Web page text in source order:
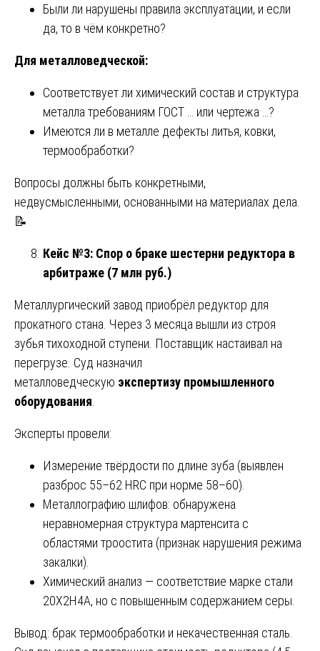
Были ли нарушены правила эксплуатации, и если
да, то в чём конкретно?
Для металловедческой:
Соответствует ли химический состав и структура
металла требованиям ГОСТ … или чертежа …?
Имеются ли в металле дефекты литья, ковки,
термообработки?
Вопросы должны быть конкретными,
недвусмысленными, основанными на материалах дела.
📝
Кейс №3: Спор о браке шестерни редуктора в
арбитраже (7 млн руб.)
Металлургический завод приобрёл редуктор для
прокатного стана. Через 3 месяца вышли из строя
зубья тихоходной ступени. Поставщик настаивал на
перегрузе. Суд назначил
металловедческую экспертизу промышленного
оборудования
Эксперты провели:
Измерение твёрдости по длине зуба (выявлен
разброс 55–62 HRC при норме 58–60).
Металлографию шлифов: обнаружена
неравномерная структура мартенсита с
областями троостита (признак нарушения режима
закалки).
Химический анализ — соответствие марке стали
20Х2Н4А, но с повышенным содержанием серы.
Вывод: брак термообработки и некачественная сталь.